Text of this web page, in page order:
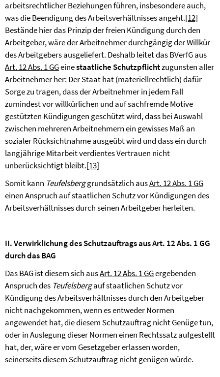
arbeitsrechtlicher Beziehungen führen, insbesondere auch,
was die Beendigung des Arbeitsverhältnisses angeht.[12]
Bestände hier das Prinzip der freien Kündigung durch den
Arbeitgeber, wäre der Arbeitnehmer durchgängig der Willkür
des Arbeitgebers ausgeliefert. Deshalb leitet das BVerfG aus
Art. 12 Abs. 1 GGeinestaatliche Schutzpflichtzugunsten aller
Arbeitnehmer her: Der Staat hat (materiellrechtlich) dafür
Sorge zu tragen, dass der Arbeitnehmer in jedem Fall
zumindest vor willkürlichen und auf sachfremde Motive
gestützten Kündigungen geschützt wird, dass bei Auswahl
zwischen mehreren Arbeitnehmern ein gewisses Maß an
sozialer Rücksichtnahme ausgeübt wird und dass ein durch
langjährige Mitarbeit verdientes Vertrauen nicht
unberücksichtigt bleibt.[13]
Somit kann Teufelsberggrundsätzlich ausArt. 12 Abs. 1 GG
einen Anspruch auf staatlichen Schutz vor Kündigungen des
Arbeitsverhältnisses durch seinen Arbeitgeber herleiten.
II. Verwirklichung des Schutzauftrags aus Art. 12 Abs. 1 GG
durch das BAG
Das BAG ist diesem sich ausArt. 12 Abs. 1 GGergebenden
Anspruch des Teufelsbergauf staatlichen Schutz vor
Kündigung des Arbeitsverhältnisses durch den Arbeitgeber
nicht nachgekommen, wenn es entweder Normen
angewendet hat, die diesem Schutzauftrag nicht Genüge tun,
oder in Auslegung dieser Normen einen Rechtssatz aufgestellt
hat, der, wäre er vom Gesetzgeber erlassen worden,
seinerseits diesem Schutzauftrag nicht genügen würde.